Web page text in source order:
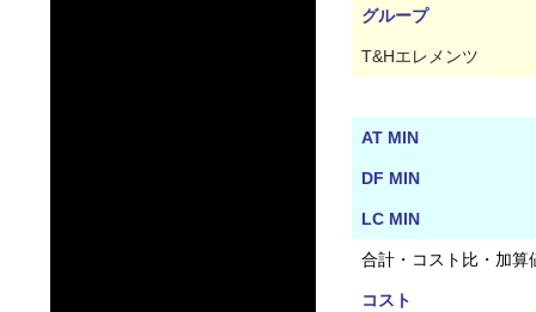
グループ
T&Hエレメンツ
AT MIN
DF MIN
LC MIN
合計・コスト比・加算
コスト